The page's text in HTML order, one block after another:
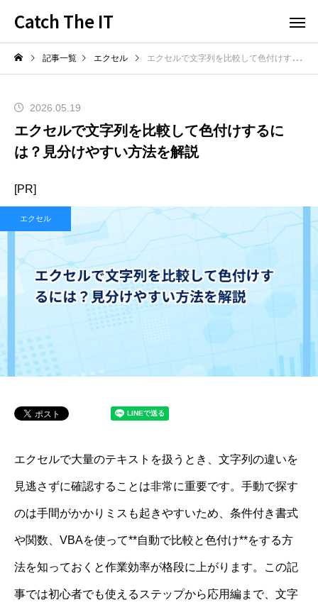
Catch The IT
記事一覧 エクセル エクセルで文字列を比較して色付けするには？見分けやすい方法を解説
2026.05.19
エクセルで文字列を比較して色付けするに
は？見分けやすい方法を解説
[PR]
エクセル
エクセルで大量のテキストを扱うとき、文字列の違いを
見逃さずに確認することは非常に重要です。手動で探す
のは手間がかかりミスも起きやすいため、条件付き書式
や関数、VBAを使って**自動で比較と色付け**をする方
法を知っておくと作業効率が格段に上がります。この記
事では初心者でも使えるステップから応用編まで、文字